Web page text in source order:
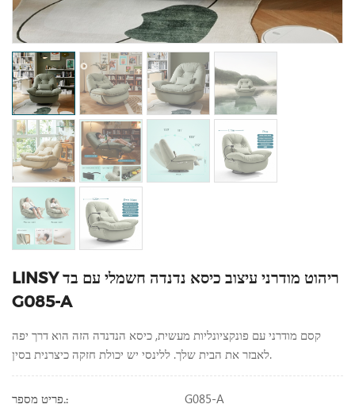
LINSY ריהוט מודרני עיצוב כיסא נדנדה חשמלי עם בד
G085-A
קסם מודרני עם פונקציונליות מעשית, כיסא הנדנדה הזה הוא דרך יפה
לאבזר את הבית שלך.ללינסי יש יכולת חזקה כיצרנית בסין.
פריט מספר.: G085-A